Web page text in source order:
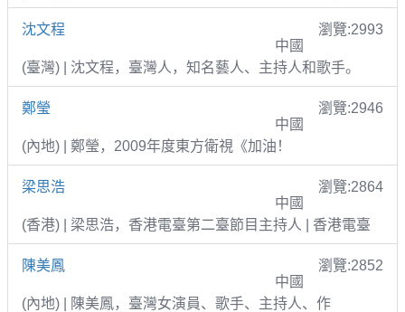
沈文程
瀏覽:2993
中國
(臺灣) | 沈文程，臺灣人，知名藝人、主持人和歌手。
鄭瑩
瀏覽:2946
中國
(內地) | 鄭瑩，2009年度東方衛視《加油！
梁思浩
瀏覽:2864
中國
(香港) | 梁思浩，香港電臺第二臺節目主持人 | 香港電臺
陳美鳳
瀏覽:2852
中國
(內地) | 陳美鳳，臺灣女演員、歌手、主持人、作